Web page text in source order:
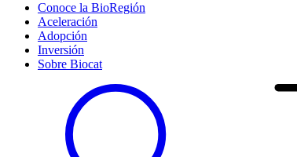
Conoce la BioRegión
Aceleración
Adopción
Inversión
Sobre Biocat